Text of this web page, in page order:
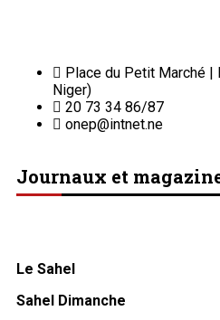
Place du Petit Marché |
Niger)
20 73 34 86/87
onep@intnet.ne
Journaux et
Le Sahel
Sahel Dimanche